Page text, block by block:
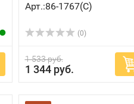
Арт.:86-1767(C)
(0)
1 533 руб.
1 344 руб.